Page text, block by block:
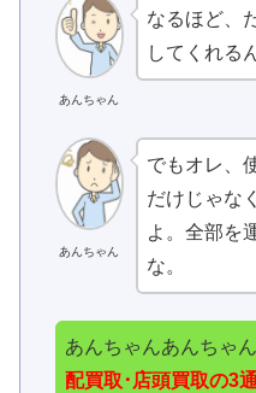
あんちゃん
なるほど、
してくれる
あんちゃん
でもオレ、
だけじゃな
よ。全部を
な。
あんちゃんあんちゃん
配買取･店頭買取の3